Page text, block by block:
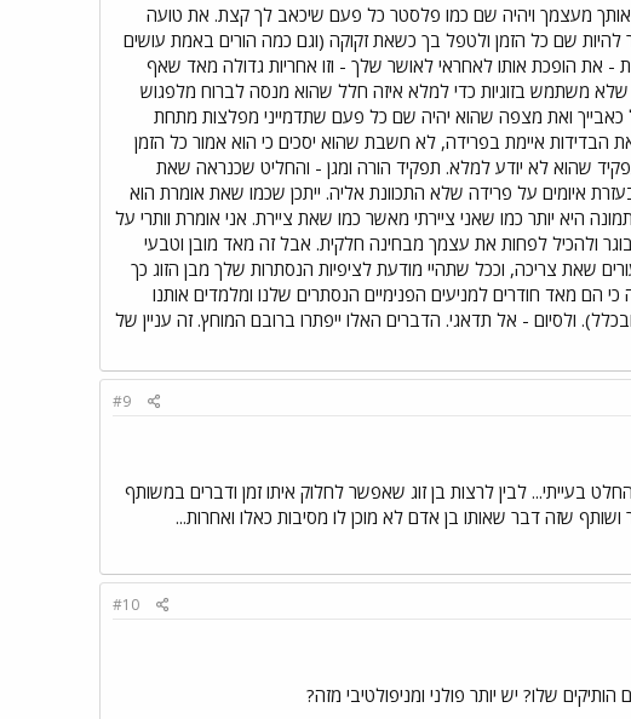
אותך מעצמך ויהיה שם כמו פלסטר כל פעם שיכאב לך קצת. את טועה
שם כל הזמן ולטפל בך כשאת זקוקה (וגם כמה הורים באמת עושים
הופכת אותו לאחראי לאושר שלך - וזו אחריות גדולה מאד שאף
משתמש בזוגיות כדי למלא איזה חלל שהוא מנסה לברוח מלפגוש
כאבייך ואת מצפה שהוא יהיה שם כל פעם שתדמייני מפלצות מתחת
איימת בפרידה, לא חשבת שהוא יסכים כי הוא אמור כל הזמן
שהוא לא יודע למלא. תפקיד הורה ומגן - והחליט שכנראה שאת
איומים על פרידה שלא התכוונת אליה. ייתכן שכמו שאת אומרת הוא
היא יותר כמו שאני ציירתי מאשר כמו שאת ציירת. אני אומרת וותרי על
ולהכיל לפחות את עצמך מבחינה חלקית. אבל זה מאד מובן וטבעי
שאת צריכה, וככל שתהיי מודעת לציפיות הנסתרות שלך מבן הזוג כך
הם מאד חודרים למניעים הפנימיים הנסתרים שלנו ומלמדים אותנו
ולסיום - אל תדאגי. הדברים האלו ייפתרו ברובם המוחץ. זה עניין של
#9
בעייתי... לבין לרצות בן זוג שאפשר לחלוק איתו זמן ודברים במשותף
שזה דבר שאותו בן אדם לא מוכן לו מסיבות כאלו ואחרות...
#10
שלו? יש יותר פולני ומניפולטיבי מזה?